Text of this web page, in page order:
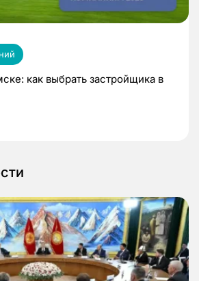
как выбрать застройщика в